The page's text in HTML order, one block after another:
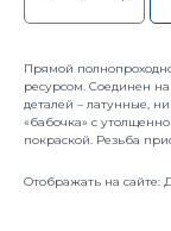
Прямой
ресурсом. Соединен
деталей – латунные,
«бабочка» с
покраской. Резьба
Отображать на сайте: